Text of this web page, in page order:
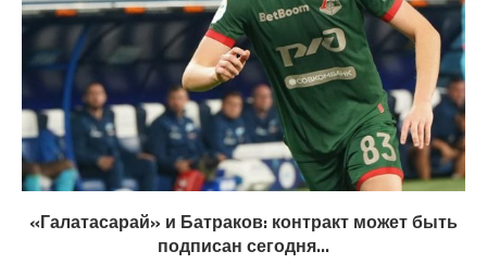
«Галатасарай» и Батраков: контракт может быть
подписан сегодня...